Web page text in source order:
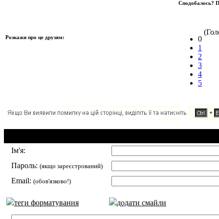
Розкажи про це друзям:
Сподобалось?
0
1
2
3
4
5
Ім'я:
Пароль: (якщо зареєстрований)
Email: (обов'язково!)
теги форматування додати смайли